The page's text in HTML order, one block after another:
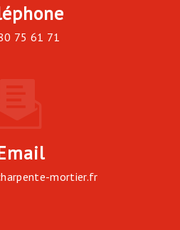
80 75 61 71
mortier.fr